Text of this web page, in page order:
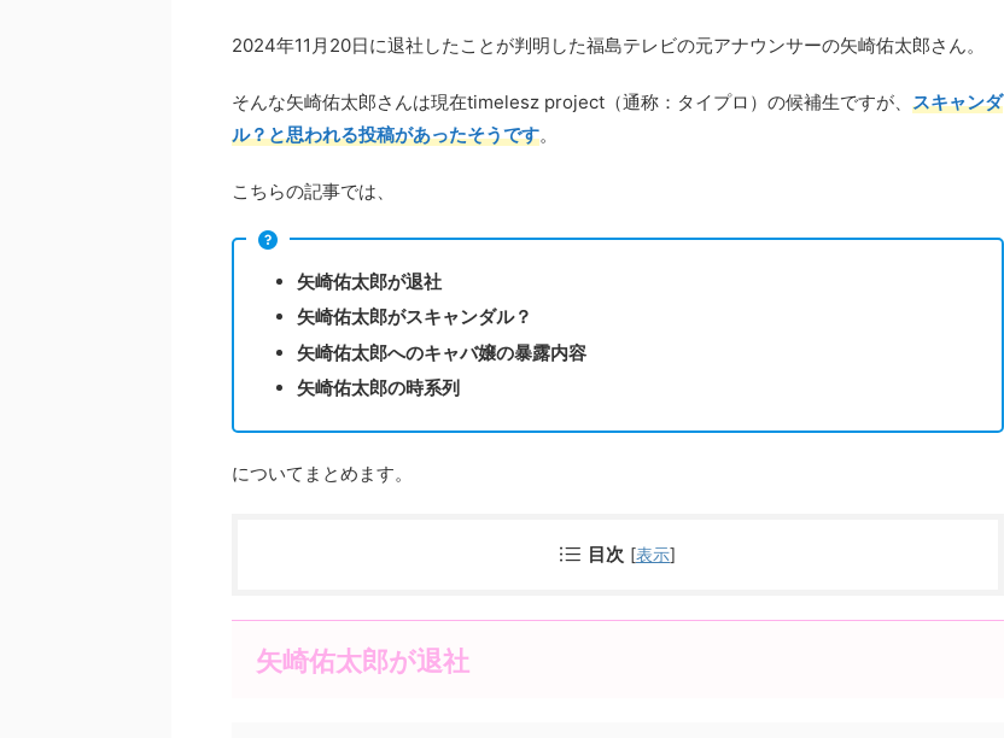
2024年11月20日に退社したことが判明した福島テレビの元アナウンサーの矢崎佑太郎さん。
そんな矢崎佑太郎さんは現在timelesz project（通称：タイプロ）の候補生ですが、 スキャンダ
ル？と思われる投稿があったそうです。
こちらの記事では、
矢崎佑太郎が退社
矢崎佑太郎がスキャンダル？
矢崎佑太郎へのキャバ嬢の暴露内容
矢崎佑太郎の時系列
についてまとめます。
目次 [表示]
矢崎佑太郎が退社